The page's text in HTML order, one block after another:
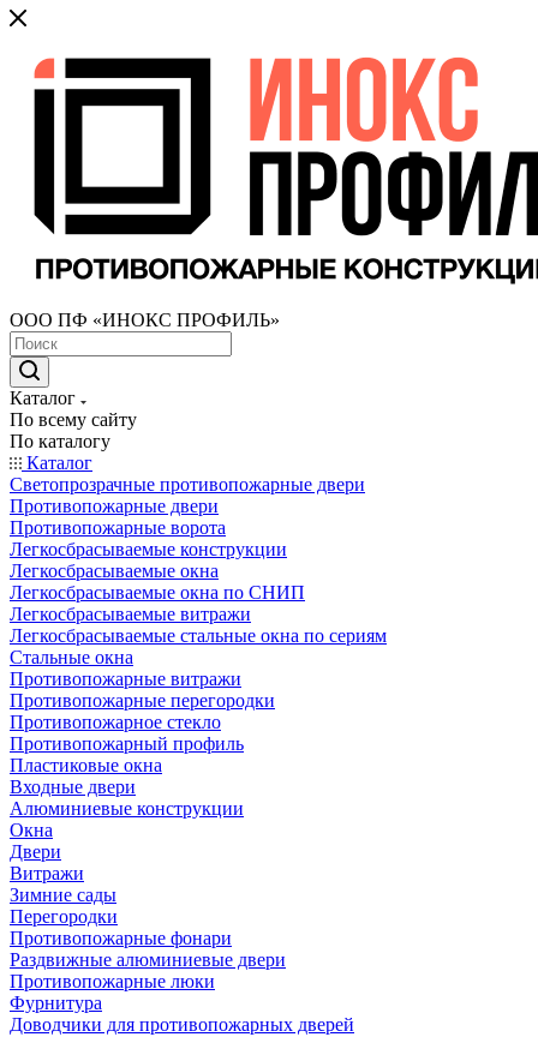
ООО ПФ «ИНОКС ПРОФИЛЬ»
Каталог
По всему сайту
По каталогу
Каталог
Светопрозрачные противопожарные двери
Противопожарные двери
Противопожарные ворота
Легкосбрасываемые конструкции
Легкосбрасываемые окна
Легкосбрасываемые окна по СНИП
Легкосбрасываемые витражи
Легкосбрасываемые стальные окна по сериям
Стальные окна
Противопожарные витражи
Противопожарные перегородки
Противопожарное стекло
Противопожарный профиль
Пластиковые окна
Входные двери
Алюминиевые конструкции
Окна
Двери
Витражи
Зимние сады
Перегородки
Противопожарные фонари
Раздвижные алюминиевые двери
Противопожарные люки
Фурнитура
Доводчики для противопожарных дверей